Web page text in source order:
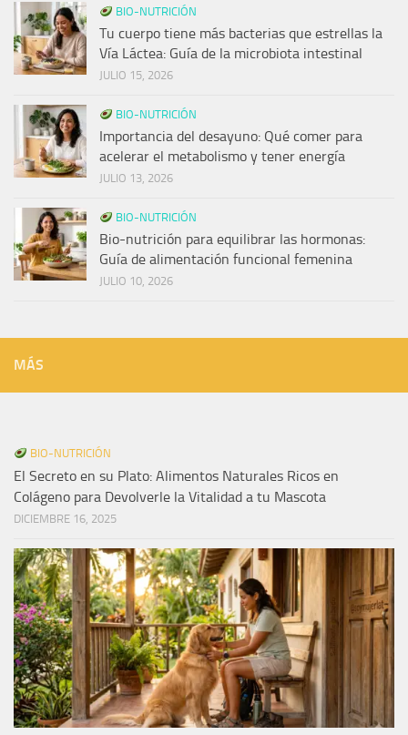
BIO-NUTRICIÓN
Tu cuerpo tiene más bacterias que estrellas la
Vía Láctea: Guía de la microbiota intestinal
JULIO 15, 2026
BIO-NUTRICIÓN
Importancia del desayuno: Qué comer para
acelerar el metabolismo y tener energía
JULIO 13, 2026
BIO-NUTRICIÓN
Bio-nutrición para equilibrar las hormonas:
Guía de alimentación funcional femenina
JULIO 10, 2026
MÁS
BIO-NUTRICIÓN
El Secreto en su Plato: Alimentos Naturales Ricos en
Colágeno para Devolverle la Vitalidad a tu Mascota
DICIEMBRE 16, 2025